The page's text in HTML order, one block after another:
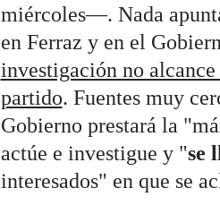
miércoles—. Nada
en Ferraz y en el
investigación no
partido. Fuentes muy
Gobierno prestará la
actúe e investigue y "se
interesados" en que se